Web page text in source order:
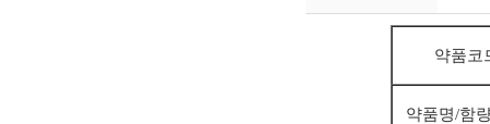
약품코
약품명/함